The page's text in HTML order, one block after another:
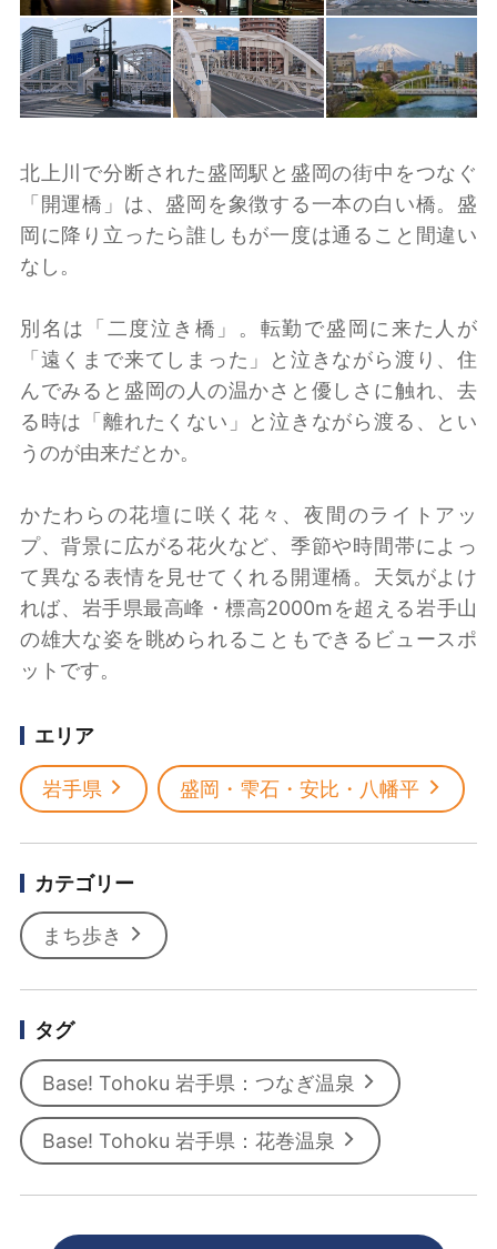
北上川で分断された盛岡駅と盛岡の街中をつなぐ
「開運橋」は、盛岡を象徴する一本の白い橋。盛
岡に降り立ったら誰しもが一度は通ること間違い
なし。
別名は「二度泣き橋」。転勤で盛岡に来た人が
「遠くまで来てしまった」と泣きながら渡り、住
んでみると盛岡の人の温かさと優しさに触れ、去
る時は「離れたくない」と泣きながら渡る、とい
うのが由来だとか。
かたわらの花壇に咲く花々、夜間のライトアッ
プ、背景に広がる花火など、季節や時間帯によっ
て異なる表情を見せてくれる開運橋。天気がよけ
れば、岩手県最高峰・標高2000mを超える岩手山
の雄大な姿を眺められることもできるビュースポ
ットです。
エリア
岩手県 盛岡・雫石・安比・八幡平
カテゴリー
まち歩き
タグ
Base! Tohoku 岩手県：つなぎ温泉
Base! Tohoku 岩手県：花巻温泉